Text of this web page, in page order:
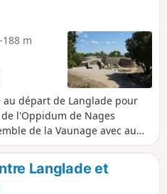
-188 m
départ de Langlade pour
l'Oppidum de Nages
de la Vaunage avec au
Pic-Saint-Loup. On finit par
avec ses ruelles, son
et ses maisons
Langlade et